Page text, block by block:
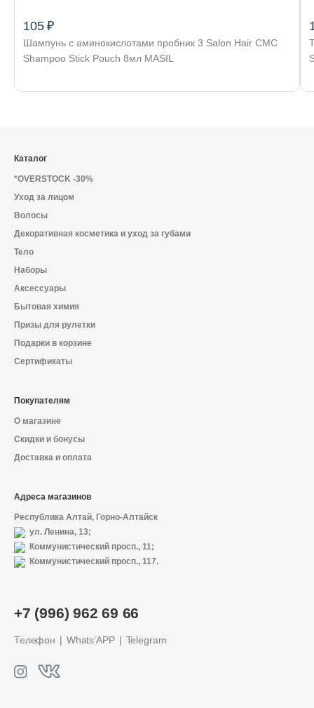
105 ₽
Шампунь с аминокислотами пробник 3 Salon Hair CMC
Shampoo Stick Pouch 8мл MASIL
+7 (996) 962 69 66
Телефон Whats’APP Telegram
Каталог
*OVERSTOCK -30%
Уход за лицом
Волосы
Декоративная косметика и уход за губами
Тело
Наборы
Аксессуары
Бытовая химия
Призы для рулетки
Подарки в корзине
Сертификаты
Покупателям
О магазине
Скидки и бонусы
Доставка и оплата
Адреса магазинов
Республика Алтай, Горно-Алтайск
ул. Ленина, 13;
Коммунистический просп., 11;
Коммунистический просп., 117.